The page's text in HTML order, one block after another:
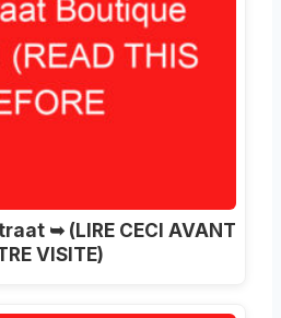
➥ (LIRE CECI AVANT
VISITE)